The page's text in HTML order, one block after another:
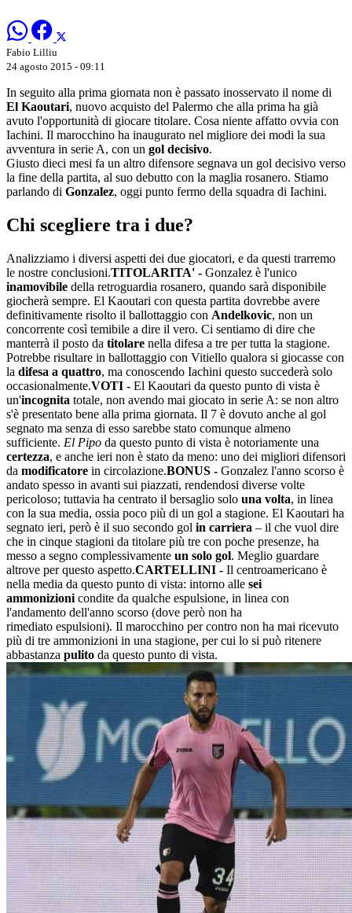
Fabio Lilliu
24 agosto 2015 - 09:11
In seguito alla prima giornata non è passato inosservato il nome di
El Kaoutari, nuovo acquisto del Palermo che alla prima ha già
avuto l'opportunità di giocare titolare. Cosa niente affatto ovvia con
Iachini. Il marocchino ha inaugurato nel migliore dei modi la sua
avventura in serie A, con un gol decisivo.
Giusto dieci mesi fa un altro difensore segnava un gol decisivo verso
la fine della partita, al suo debutto con la maglia rosanero. Stiamo
parlando di Gonzalez, oggi punto fermo della squadra di Iachini.
Chi scegliere tra i due?
Analizziamo i diversi aspetti dei due giocatori, e da questi trarremo
le nostre conclusioni.TITOLARITA' - Gonzalez è l'unico
inamovibile della retroguardia rosanero, quando sarà disponibile
giocherà sempre. El Kaoutari con questa partita dovrebbe avere
definitivamente risolto il ballottaggio con Andelkovic, non un
concorrente così temibile a dire il vero. Ci sentiamo di dire che
manterrà il posto da titolare nella difesa a tre per tutta la stagione.
Potrebbe risultare in ballottaggio con Vitiello qualora si giocasse con
la difesa a quattro, ma conoscendo Iachini questo succederà solo
occasionalmente.VOTI - El Kaoutari da questo punto di vista è
un'incognita totale, non avendo mai giocato in serie A: se non altro
s'è presentato bene alla prima giornata. Il 7 è dovuto anche al gol
segnato ma senza di esso sarebbe stato comunque almeno
sufficiente. El Pipo da questo punto di vista è notoriamente una
certezza, e anche ieri non è stato da meno: uno dei migliori difensori
da modificatore in circolazione.BONUS - Gonzalez l'anno scorso è
andato spesso in avanti sui piazzati, rendendosi diverse volte
pericoloso; tuttavia ha centrato il bersaglio solo una volta, in linea
con la sua media, ossia poco più di un gol a stagione. El Kaoutari ha
segnato ieri, però è il suo secondo gol in carriera – il che vuol dire
che in cinque stagioni da titolare più tre con poche presenze, ha
messo a segno complessivamente un solo gol. Meglio guardare
altrove per questo aspetto.CARTELLINI - Il centroamericano è
nella media da questo punto di vista: intorno alle sei
ammonizioni condite da qualche espulsione, in linea con
l'andamento dell'anno scorso (dove però non ha
rimediato espulsioni). Il marocchino per contro non ha mai ricevuto
più di tre ammonizioni in una stagione, per cui lo si può ritenere
abbastanza pulito da questo punto di vista.